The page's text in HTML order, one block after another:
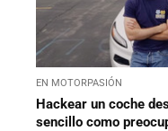
EN MOTORPASIÓN
Hackear un coche
sencillo como